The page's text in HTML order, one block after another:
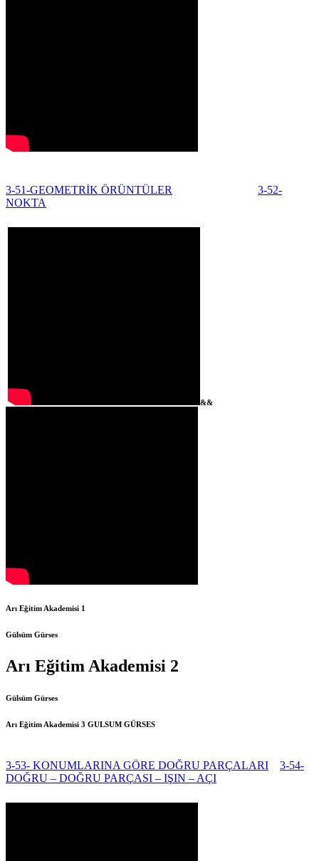
3-51-GEOMETRİK ÖRÜNTÜLER
3-52-
NOKTA
&&
Arı Eğitim Akademisi 1
Gülsüm Gürses
Arı Eğitim Akademisi 2
Gülsüm Gürses
Arı Eğitim Akademisi 3 GULSUM GÜRSES
3-53- KONUMLARINA GÖRE DOĞRU PARÇALARI
3-54-
DOĞRU – DOĞRU PARÇASI – IŞIN – AÇI